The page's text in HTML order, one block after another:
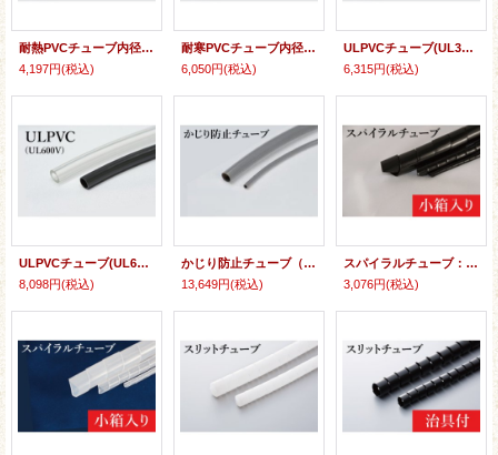
耐熱PVCチューブ内径3ミリ〜内径16ミリ
4,197円(税込)
耐寒PVCチューブ内径6ミリ〜内径9ミリ
6,050円(税込)
ULPVCチューブ(UL300V)内径3ミリ〜内径8.3ミリ
6,315円(税込)
ULPVCチューブ(UL600V) 内径3ミリ〜内径19ミリ
8,098円(税込)
かじり防止チューブ（グレー）：一般PVC
13,649円(税込)
スパイラルチューブ： ポリエチレン製 (ブラック) 小箱入り
3,076円(税込)